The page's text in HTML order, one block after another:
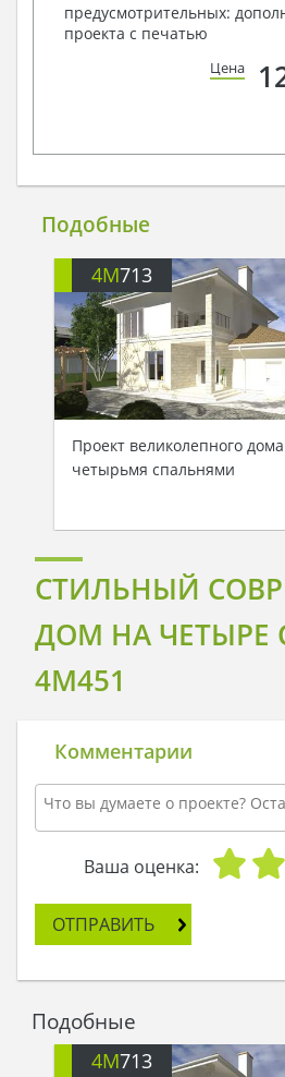
предусмотрительных:
проекта с печатью
Цена
Подобные
4M713
Проект великолепного
четырьмя спальнями
СТИЛЬНЫЙ
ДОМ НА ЧЕТЫРЕ
4M451
Комментарии
Ваша оценка:
ОТПРАВИТЬ
Подобные
4M713